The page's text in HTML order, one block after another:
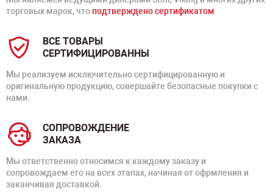
торговых марок, что подтверждено сертификатом
ВСЕ ТОВАРЫ
СЕРТИФИЦИРОВАННЫ
Мы реализуем исключительно сертифицированную и
оригинальную продукцию, совершайте безопасные покупки с
нами.
СОПРОВОЖДЕНИЕ
ЗАКАЗА
Мы ответственно относимся к каждому заказу и
сопровождаем его на всех этапах, начиная от офрмления и
заканчивая доставкой.